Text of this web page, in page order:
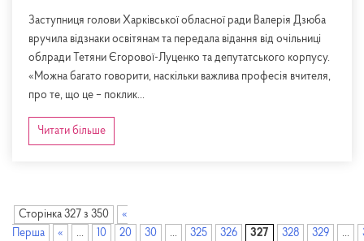
Заступниця голови Харківської обласної ради Валерія Дзюба
вручила відзнаки освітянам та передала відання від очільниці
облради Тетяни Єгорової-Луценко та депутатського корпусу.
«Можна багато говорити, наскільки важлива професія вчителя,
про те, що це – поклик...
Читати більше
Сторінка 327 з 350
«
Перша
« ... 10 20 30 ... 325 326 327 328 329 ...